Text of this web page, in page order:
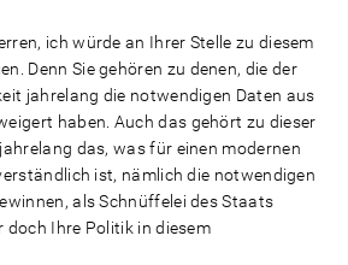
ich würde an Ihrer Stelle zu diesem
Denn Sie gehören zu denen, die der
jahrelang die notwendigen Daten aus
haben. Auch das gehört zu dieser
das, was für einen modernen
ist, nämlich die notwendigen
als Schnüffelei des Staats
Ihre Politik in diesem